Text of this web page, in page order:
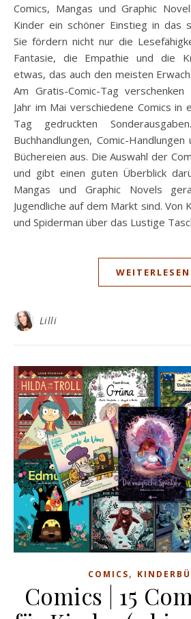
Comics, Mangas und Graphic Novels sind vor allem für
Kinder ein schöner Einstieg in das
Sie fördern nicht nur die
Fantasie, die Empathie und die
etwas, das auch den meisten
Am Gratis-Comic-Tag verschenken
Jahr im Mai verschiedene Comics in
Tag gedruckten
Buchhandlungen, Comic-
Büchereien aus. Die Auswahl der
und gibt einen guten Überblick
Mangas und Graphic Novels
Jugendliche auf dem Markt sind. Von
und Spiderman über das Lustige
WEITERLESEN
Lilli
COMICS,
Comics | 15